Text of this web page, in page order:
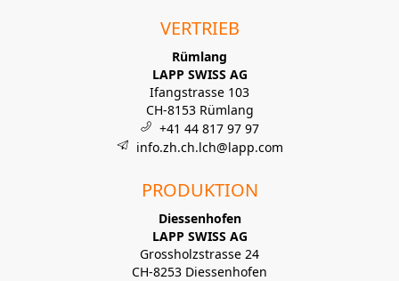
VERTRIEB
Rümlang
LAPP SWISS AG
Ifangstrasse 103
CH-8153 Rümlang
+41 44 817 97 97
info.zh.ch.lch@lapp.com
PRODUKTION
Diessenhofen
LAPP SWISS AG
Grossholzstrasse 24
CH-8253 Diessenhofen